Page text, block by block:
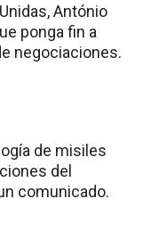
António
ponga fin a
negociaciones.
de misiles
del
comunicado.